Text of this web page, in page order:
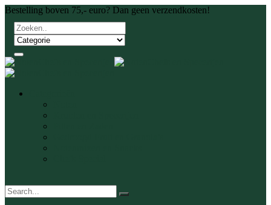
Bestelling boven 75,- euro? Dan geen verzendkosten!